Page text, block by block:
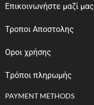
Επικοινωνήστε μαζί μας
Τροποι Αποστολης
Οροι χρήσης
Tρόποι πληρωμής
PAYMENT METHODS